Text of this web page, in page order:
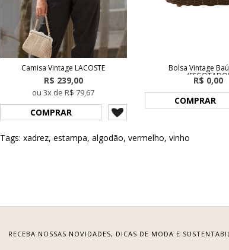
Camisa Vintage LACOSTE
R$ 239,00
ou 3x de R$ 79,67
COMPRAR
Bolsa Vintage
(ESGOTADO)
R$ 0,00
COMPRAR
Tags: xadrez, estampa, algodão, vermelho, vinho
RECEBA NOSSAS NOVIDADES, DICAS DE MODA E